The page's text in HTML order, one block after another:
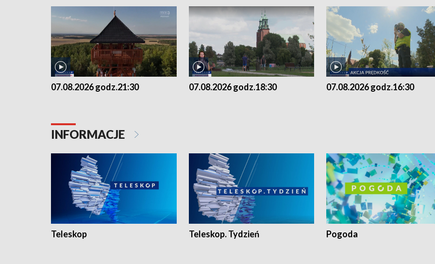
07.08.2026 godz.21:30 07.08.2026 godz.18:30 07.08.2026 godz.16:30
INFORMACJE
Teleskop Teleskop. Tydzień Pogoda